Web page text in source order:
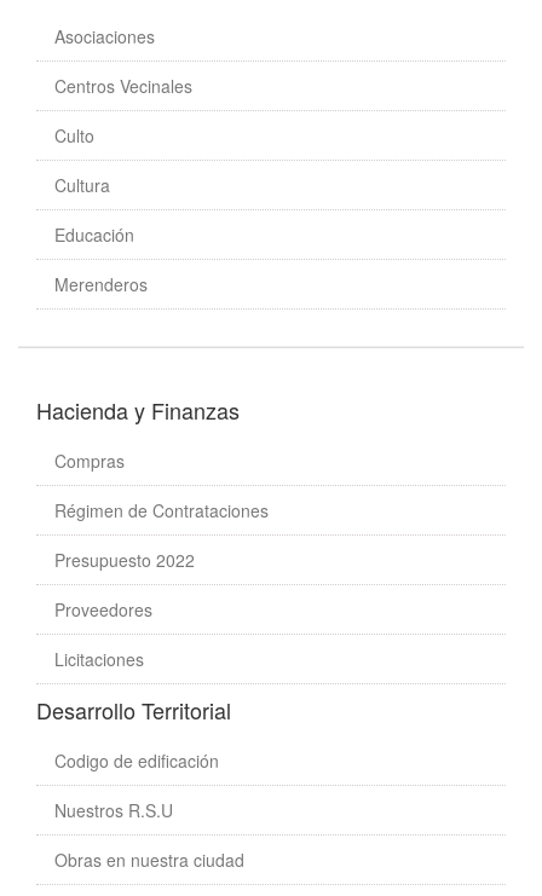
Asociaciones
Centros Vecinales
Culto
Cultura
Educación
Merenderos
Hacienda y Finanzas
Compras
Régimen de Contrataciones
Presupuesto 2022
Proveedores
Licitaciones
Desarrollo Territorial
Codigo de edificación
Nuestros R.S.U
Obras en nuestra ciudad